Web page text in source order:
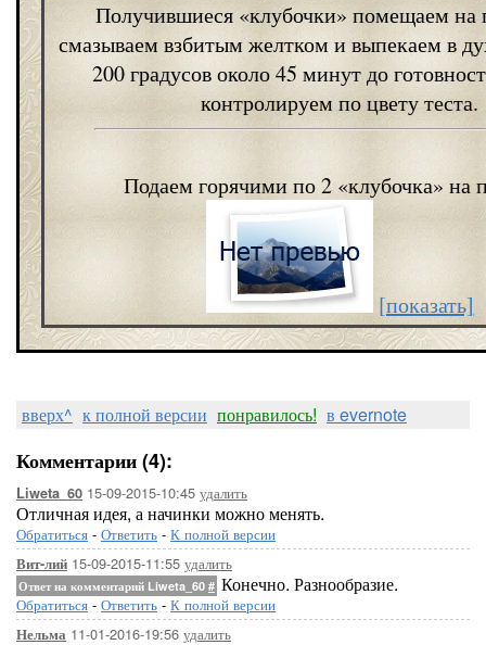
Получившиеся «клубочки» помещаем на
смазываем взбитым желтком и выпекаем в
200 градусов около 45 минут до
контролируем по цвету теста.
Подаем горячими по 2 «клубочка» на
[показать]
вверх^ к полной версии понравилось! в evernote
Комментарии (4):
Liweta_60 15-09-2015-10:45 удалить
Отличная идея, а начинки можно менять.
Обратиться - Ответить - К полной версии
Вит-лий 15-09-2015-11:55 удалить
Ответ на комментарий Liweta_60 # Конечно. Разнообразие.
Обратиться - Ответить - К полной версии
Нельма 11-01-2016-19:56 удалить